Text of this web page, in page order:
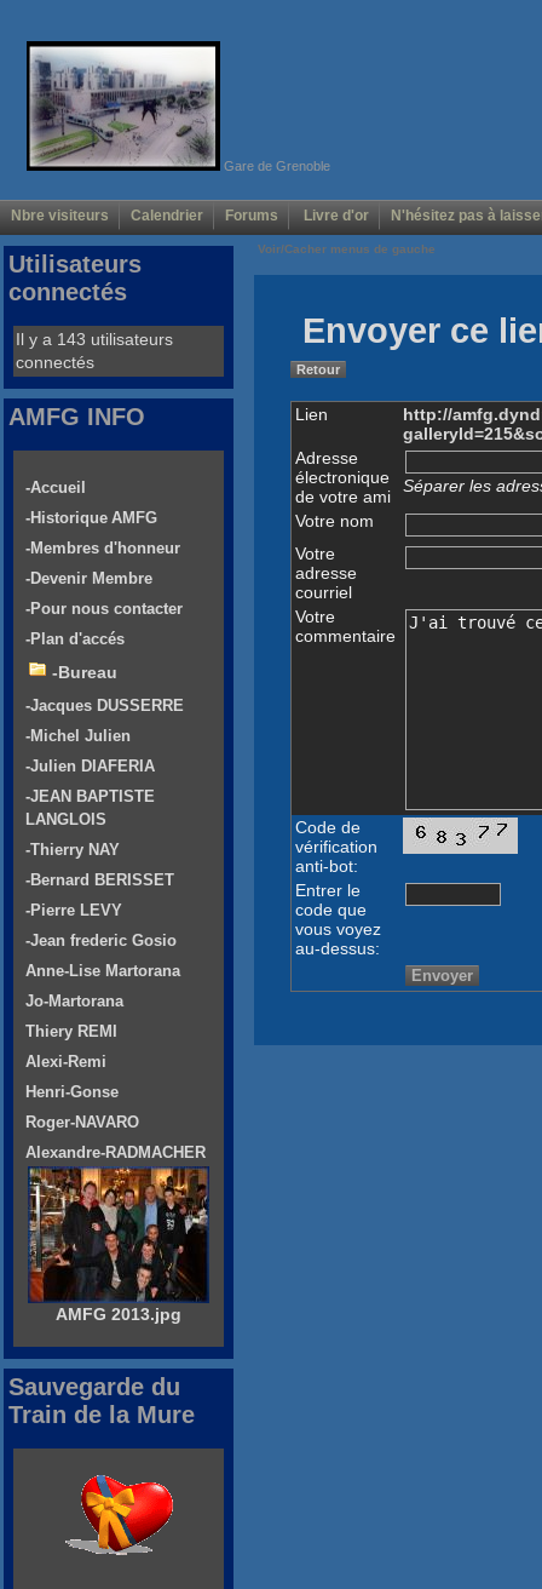
Gare de Grenoble
Nbre visiteurs Calendrier Forums Livre d'or N'hésitez pas à
Voir/Cacher menus de gauche
Envoyer ce
Retour
Lien
http://
Adresse
électronique
de votre ami
Séparer les
Votre nom
Votre
adresse
courriel
Votre
commentaire
Code de
vérification
anti-bot:
Entrer le
code que
vous voyez
au-dessus:
Utilisateurs
connectés
Il y a 143 utilisateurs
connectés
AMFG INFO
-Accueil
-Historique AMFG
-Membres d'honneur
-Devenir Membre
-Pour nous contacter
-Plan d'accés
-Bureau
-Jacques DUSSERRE
-Michel Julien
-Julien DIAFERIA
-JEAN BAPTISTE
LANGLOIS
-Thierry NAY
-Bernard BERISSET
-Pierre LEVY
-Jean frederic Gosio
Anne-Lise Martorana
Jo-Martorana
Thiery REMI
Alexi-Remi
Henri-Gonse
Roger-NAVARO
Alexandre-RADMACHER
AMFG 2013.jpg
Sauvegarde du
Train de la Mure